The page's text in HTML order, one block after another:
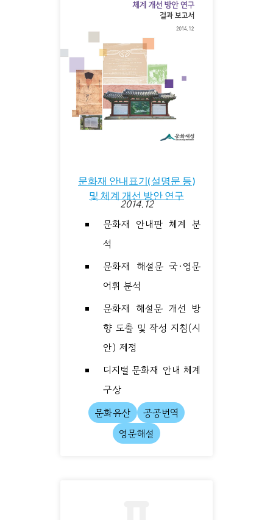
문화재 안내표기(설명문 등)
및 체계 개선 방안 연구
2014.12
문화재 안내판 체계 분
석
문화재 해설문 국·영문
어휘 분석
문화재 해설문 개선 방
향 도출 및 작성 지침(시
안) 제정
디지털 문화재 안내 체계
구상
문화유산
공공번역
영문해설